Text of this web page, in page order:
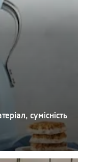
сумісність